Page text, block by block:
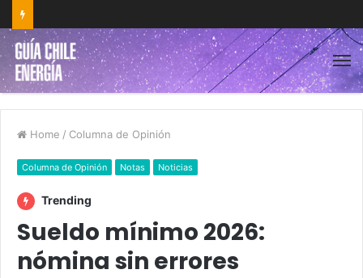
Home / Columna de Opinión
Columna de Opinión Notas Noticias
Trending
Sueldo mínimo 2026:
nómina sin errores